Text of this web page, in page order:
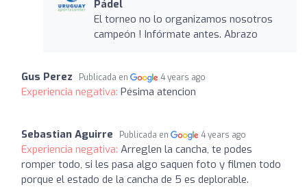
Pádel
El torneo no lo organizamos nosotros
campeón ! Infórmate antes. Abrazo
Gus Perez Publicada en 4 years ago
Experiencia negativa: Pésima atencion
Sebastian Aguirre Publicada en 4 years ago
Experiencia negativa: Arreglen la cancha, te podes
romper todo, si les pasa algo saquen foto y filmen todo
porque el estado de la cancha de 5 es deplorable.